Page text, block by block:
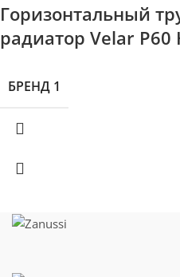
Горизонтальный
радиатор Velar P60
БРЕНД 1